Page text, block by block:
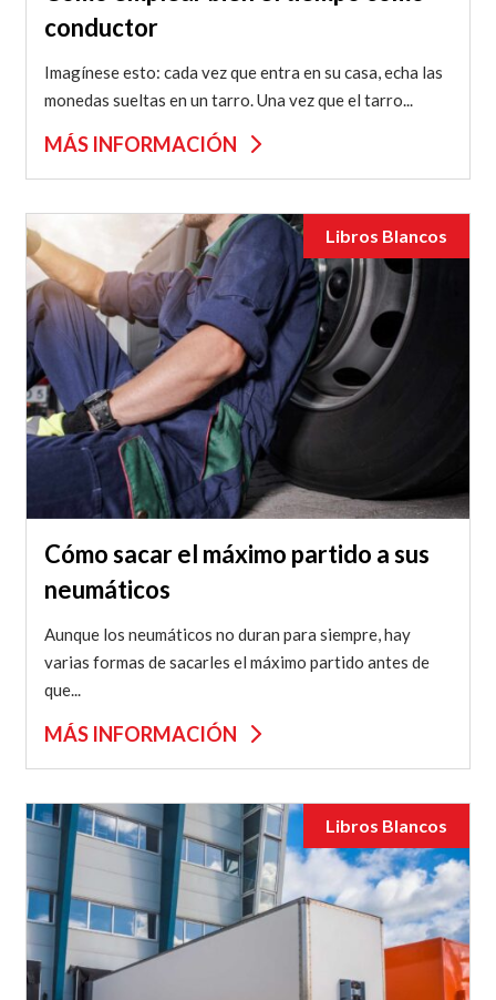
conductor
Imagínese esto: cada vez que entra en su casa, echa las
monedas sueltas en un tarro. Una vez que el tarro...
MÁS INFORMACIÓN
Libros Blancos
Cómo sacar el máximo partido a sus
neumáticos
Aunque los neumáticos no duran para siempre, hay
varias formas de sacarles el máximo partido antes de
que...
MÁS INFORMACIÓN
Libros Blancos